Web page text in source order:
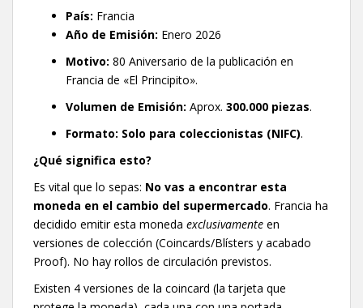
País: Francia
Año de Emisión: Enero 2026
Motivo: 80 Aniversario de la publicación en
Francia de «El Principito».
Volumen de Emisión: Aprox. 300.000 piezas.
Formato: Solo para coleccionistas (NIFC).
¿Qué significa esto?
Es vital que lo sepas: No vas a encontrar esta
moneda en el cambio del supermercado. Francia ha
decidido emitir esta moneda exclusivamente en
versiones de colección (Coincards/Blísters y acabado
Proof). No hay rollos de circulación previstos.
​Existen 4 versiones de la coincard (la tarjeta que